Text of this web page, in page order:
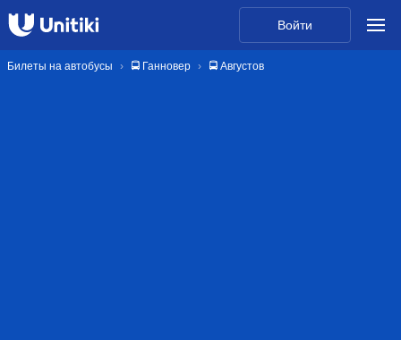
Войти
Билеты на автобусы 🚍 Ганновер 🚍 Августов